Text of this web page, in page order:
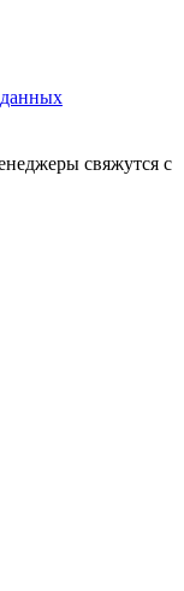
свяжутся с